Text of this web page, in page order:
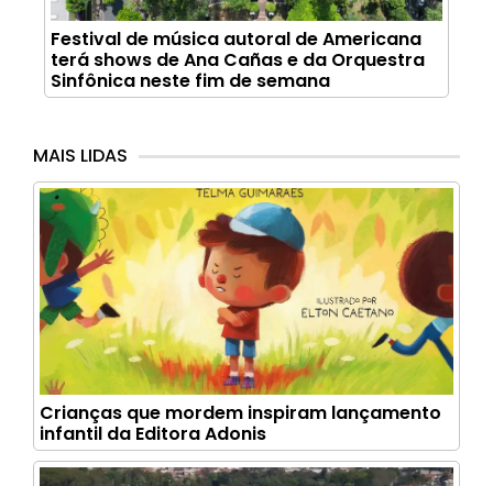
Festival de música autoral de Americana
terá shows de Ana Cañas e da Orquestra
Sinfônica neste fim de semana
MAIS LIDAS
Crianças que mordem inspiram lançamento
infantil da Editora Adonis